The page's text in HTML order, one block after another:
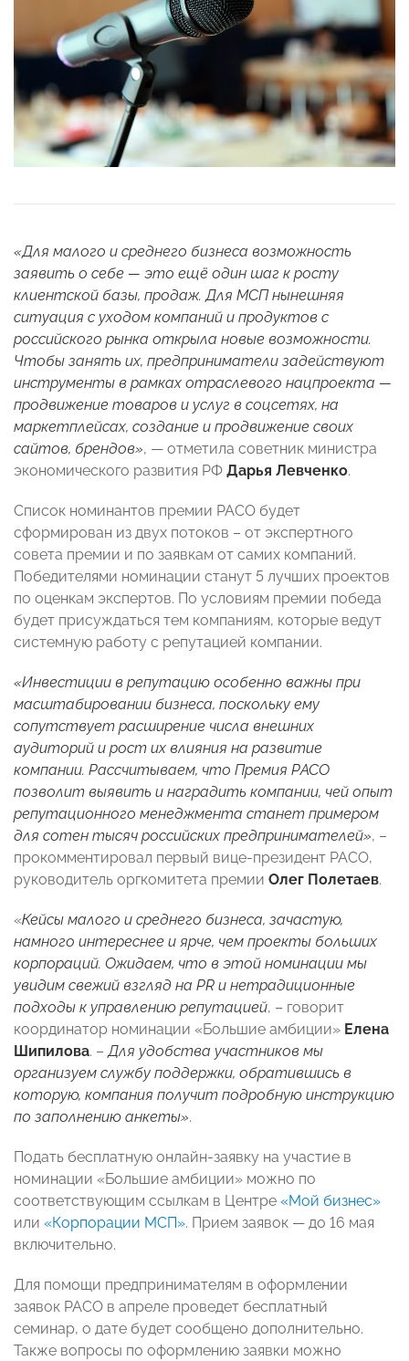
«Для малого и среднего бизнеса возможность
заявить о себе — это ещё один шаг к росту
клиентской базы, продаж. Для МСП нынешняя
ситуация с уходом компаний и продуктов с
российского рынка открыла новые возможности.
Чтобы занять их, предприниматели задействуют
инструменты в рамках отраслевого нацпроекта —
продвижение товаров и услуг в соцсетях, на
маркетплейсах, создание и продвижение своих
сайтов, брендов», — отметила советник министра
экономического развития РФ Дарья Левченко.
Список номинантов премии РАСО будет
сформирован из двух потоков – от экспертного
совета премии и по заявкам от самих компаний.
Победителями номинации станут 5 лучших проектов
по оценкам экспертов. По условиям премии победа
будет присуждаться тем компаниям, которые ведут
системную работу с репутацией компании.
«Инвестиции в репутацию особенно важны при
масштабировании бизнеса, поскольку ему
сопутствует расширение числа внешних
аудиторий и рост их влияния на развитие
компании. Рассчитываем, что Премия РАСО
позволит выявить и наградить компании, чей опыт
репутационного менеджмента станет примером
для сотен тысяч российских предпринимателей», –
прокомментировал первый вице-президент РАСО,
руководитель оргкомитета премии Олег Полетаев.
«Кейсы малого и среднего бизнеса, зачастую,
намного интереснее и ярче, чем проекты больших
корпораций. Ожидаем, что в этой номинации мы
увидим свежий взгляд на PR и нетрадиционные
подходы к управлению репутацией, – говорит
координатор номинации «Большие амбиции» Елена
Шипилова. – Для удобства участников мы
организуем службу поддержки, обратившись в
которую, компания получит подробную инструкцию
по заполнению анкеты».
Подать бесплатную онлайн-заявку на участие в
номинации «Большие амбиции» можно по
соответствующим ссылкам в Центре «Мой бизнес»
или «Корпорации МСП». Прием заявок — до 16 мая
включительно.
Для помощи предпринимателям в оформлении
заявок РАСО в апреле проведет бесплатный
семинар, о дате будет сообщено дополнительно.
Также вопросы по оформлению заявки можно